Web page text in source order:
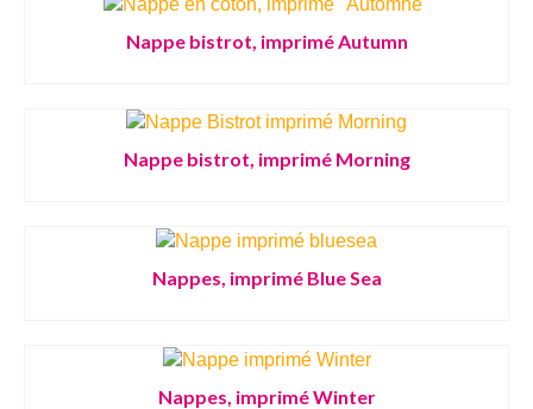
Nappe bistrot, imprimé Autumn
Nappe bistrot, imprimé Morning
Nappes, imprimé Blue Sea
Nappes, imprimé Winter